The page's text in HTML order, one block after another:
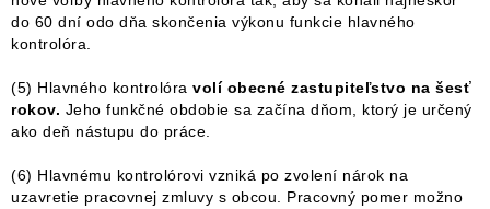
do 60 dní odo dňa skončenia výkonu funkcie hlavného
kontrolóra.
(5) Hlavného kontrolóra volí obecné zastupiteľstvo na šesť
rokov. Jeho funkčné obdobie sa začína dňom, ktorý je určený
ako deň nástupu do práce.
(6) Hlavnému kontrolórovi vzniká po zvolení nárok na
uzavretie pracovnej zmluvy s obcou. Pracovný pomer možno